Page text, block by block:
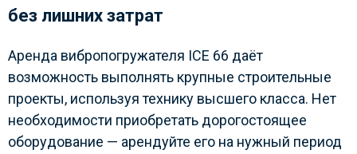
без лишних затрат
Аренда вибропогружателя ICE 66 даёт
возможность выполнять крупные строительные
проекты, используя технику высшего класса. Нет
необходимости приобретать дорогостоящее
оборудование — арендуйте его на нужный период